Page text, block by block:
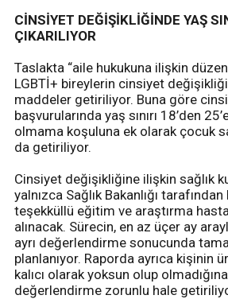
CİNSİYET DEĞİŞİKLİĞİNDE YAŞ
ÇIKARILIYOR
Taslakta “aile hukukuna ilişkin
LGBTİ+ bireylerin cinsiyet
maddeler getiriliyor. Buna göre
başvurularında yaş sınırı 18’den
olmama koşuluna ek olarak çocuk
da getiriliyor.
Cinsiyet değişikliğine ilişkin sağlık
yalnızca Sağlık Bakanlığı
teşekküllü eğitim ve araştırma
alınacak. Sürecin, en az üçer ay
ayrı değerlendirme sonucunda
planlanıyor. Raporda ayrıca kişinin
kalıcı olarak yoksun olup
değerlendirme zorunlu hale